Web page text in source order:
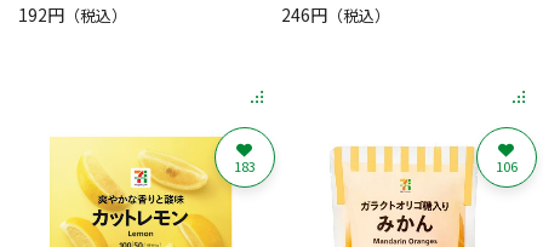
192円 （税込） 246円（税込）
183 106